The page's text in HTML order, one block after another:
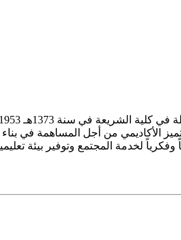
الأكاديمي من أجل المساهمة في
وفكرياً لخدمة المجتمع وتوفير بيئة